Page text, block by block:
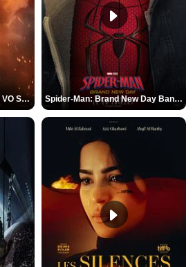
L'Odyssée Bande-annonce VO STFR Spider-Man: Brand New Day Bande-annonce VO STFR